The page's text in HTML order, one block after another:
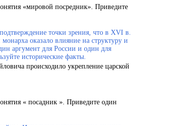
«мировой посредник». Приведите
точки зрения, что в XVI в.
оказало влияние на структуру и
аргумент для России и один для
исторические факты.
происходило укрепление царской
« посадник ». Приведите один